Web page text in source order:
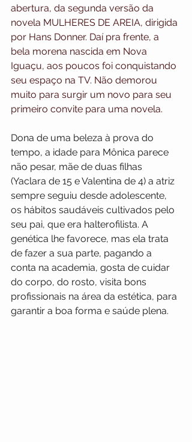
abertura, da segunda versão da
novela MULHERES DE AREIA, dirigida
por Hans Donner. Daí pra frente, a
bela morena nascida em Nova
Iguaçu, aos poucos foi conquistando
seu espaço na TV. Não demorou
muito para surgir um novo para seu
primeiro convite para uma novela.
Dona de uma beleza à prova do
tempo, a idade para Mônica parece
não pesar, mãe de duas filhas
(Yaclara de 15 e Valentina de 4) a atriz
sempre seguiu desde adolescente,
os hábitos saudáveis cultivados pelo
seu pai, que era halterofilista. A
genética lhe favorece, mas ela trata
de fazer a sua parte, pagando a
conta na academia, gosta de cuidar
do corpo, do rosto, visita bons
profissionais na área da estética, para
garantir a boa forma e saúde plena.